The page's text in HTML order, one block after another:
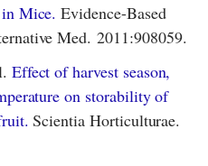
Mice. Evidence-Based
Med. 2011:908059.
Effect of harvest season,
on storability of
Scientia Horticulturae.